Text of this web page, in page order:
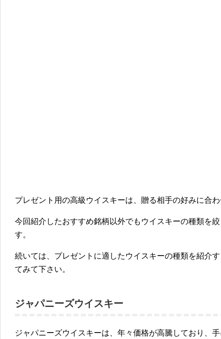
プレゼント用の高級ウイスキーは、贈る相手の好みに合
今回紹介したおすすめ銘柄以外でもウイスキーの種類を
す。
続いては、プレゼントに適したウイスキーの種類を紹介
てみて下さい。
ジャパニーズウイスキー
ジャパニーズウイスキーは、年々価格が高騰しており、